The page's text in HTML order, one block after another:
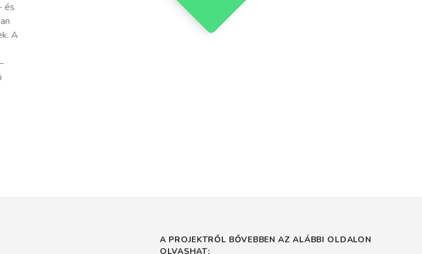
és
A
A PROJEKTRŐL BŐVEBBEN AZ ALÁBBI OLDALON
OLVASHAT: